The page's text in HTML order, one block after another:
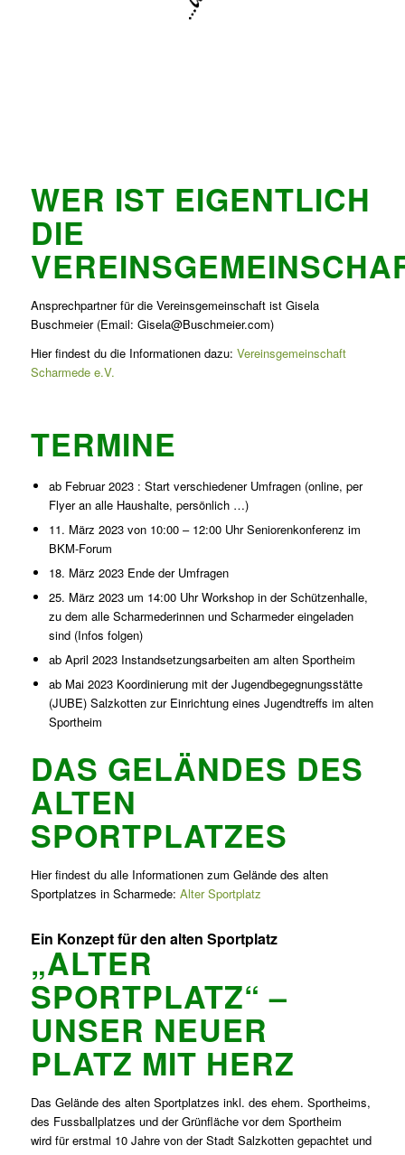
WER IST EIGENTLICH
DIE
Ansprechpartner für die Vereinsgemeinschaft ist Gisela
Buschmeier (Email: Gisela@Buschmeier.com)
Hier findest du die Informationen dazu: Vereinsgemeinschaft
Scharmede e.V.
TERMINE
ab Februar 2023 : Start verschiedener Umfragen (online, per
Flyer an alle Haushalte, persönlich …)
11. März 2023 von 10:00 – 12:00 Uhr Seniorenkonferenz im
BKM-Forum
18. März 2023 Ende der Umfragen
25. März 2023 um 14:00 Uhr Workshop in der Schützenhalle,
zu dem alle Scharmederinnen und Scharmeder eingeladen
sind (Infos folgen)
ab April 2023 Instandsetzungsarbeiten am alten Sportheim
ab Mai 2023 Koordinierung mit der Jugendbegegnungsstätte
(JUBE) Salzkotten zur Einrichtung eines Jugendtreffs im alten
Sportheim
DAS GELÄNDES DES
ALTEN
SPORTPLATZES
Hier findest du alle Informationen zum Gelände des alten
Sportplatzes in Scharmede: Alter Sportplatz
Ein Konzept für den alten Sportplatz
„ALTER
SPORTPLATZ“ –
UNSER NEUER
PLATZ MIT HERZ
Das Gelände des alten Sportplatzes inkl. des ehem. Sportheims,
des Fussballplatzes und der Grünfläche vor dem Sportheim
wird für erstmal 10 Jahre von der Stadt Salzkotten gepachtet und